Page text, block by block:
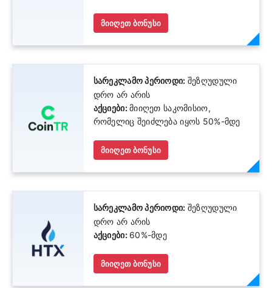
მიიღეთ ბონუსი
სარეკლამო პერიოდი: შეზღუდული
დრო არ არის
აქციები:მიიღეთ საკომისიო,
რომელიც შეიძლება იყოს 50%-მდე
მიიღეთ ბონუსი
სარეკლამო პერიოდი: შეზღუდული
დრო არ არის
აქციები: 60%-მდე
მიიღეთ ბონუსი